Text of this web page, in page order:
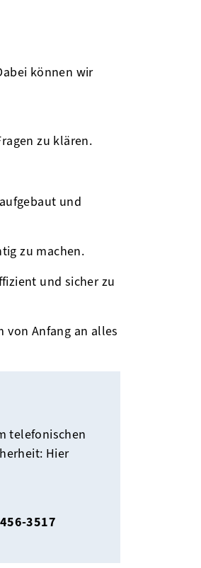
können wir
zu klären.
und
zu machen.
und sicher zu
von Anfang an alles
telefonischen
Hier
3517